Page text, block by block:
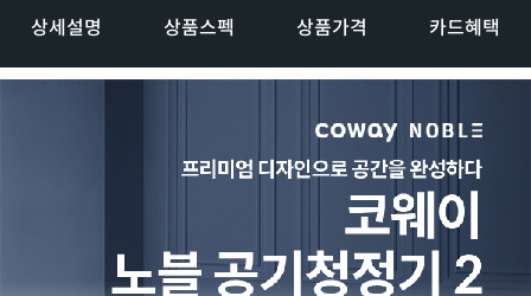
상세설명 상품스펙 상품가격 카드혜택